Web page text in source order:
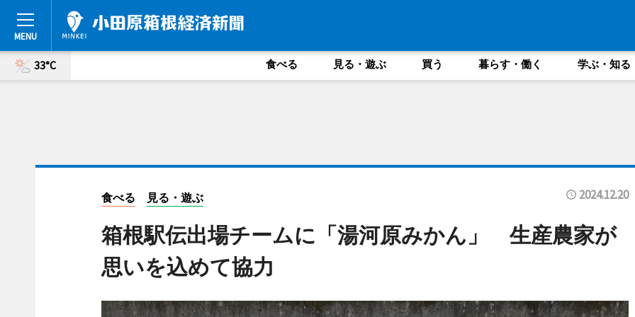
33°C 食べる 見る・遊ぶ 買う 暮らす・働く 学ぶ・知る
食べる 見る・遊ぶ 2024.12.20
箱根駅伝出場チームに「湯河原みかん」 生産農家が
思いを込めて協力